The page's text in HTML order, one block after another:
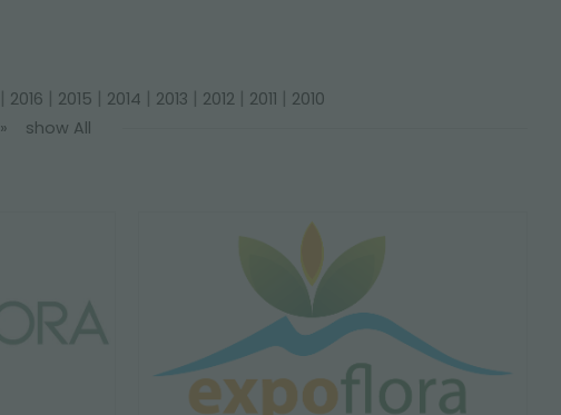
| 2016 | 2015 | 2014 | 2013 | 2012| 2011 | 2010
» show All